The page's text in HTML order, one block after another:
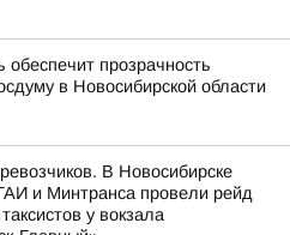
обеспечит прозрачность
в Новосибирской области
В Новосибирске
и Минтранса провели рейд
у вокзала